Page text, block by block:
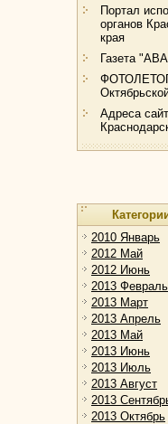
Портал
органов
края
Газета
Адреса
2010 Январь
2012 Май
2012 Июнь
2013 Февраль
2013 Март
2013 Апрель
2013 Май
2013 Июнь
2013 Июль
2013 Август
2013
2013 Октябрь